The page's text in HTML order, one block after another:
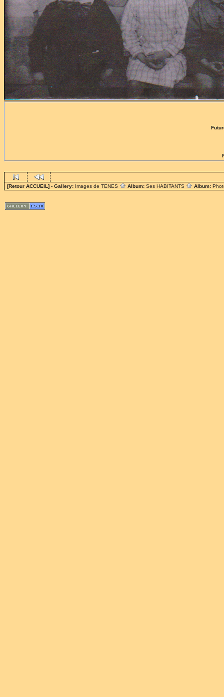
[Retour ACCUEIL] - Gallery: Images de TENES Album: Ses HABITANTS Album: